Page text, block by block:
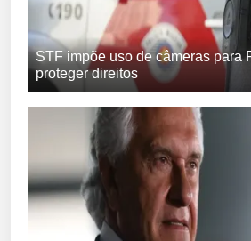
STF impõe uso de câmeras para
proteger direitos